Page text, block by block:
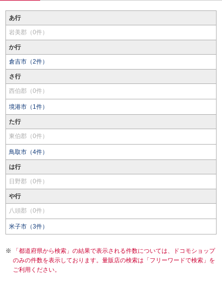
あ行
岩美郡（0件）
か行
倉吉市（2件）
さ行
西伯郡（0件）
境港市（1件）
た行
東伯郡（0件）
鳥取市（4件）
は行
日野郡（0件）
や行
八頭郡（0件）
米子市（3件）
「都道府県から検索」の結果で表示される件数については、ドコモショップ
のみの件数を表示しております。量販店の検索は「フリーワードで検索」を
ご利用ください。